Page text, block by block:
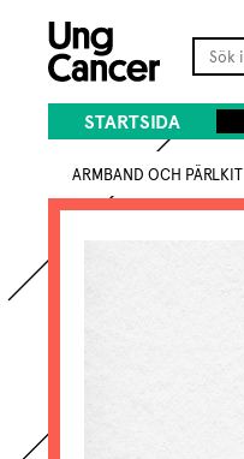
STARTSIDA
ARMBAND OCH PÄRLKIT